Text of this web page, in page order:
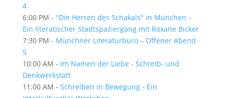
4
6:00 PM - "Die Herren des Schakals" in München -
Ein literatischer Stadtspaziergang mit Roxane Bicker
7:30 PM - Münchner Literaturbüro – Offener Abend
5
10:00 AM - Im Namen der Liebe - Schreib- und
Denkwerkstatt
11:00 AM - Schreiben in Bewegung - Ein